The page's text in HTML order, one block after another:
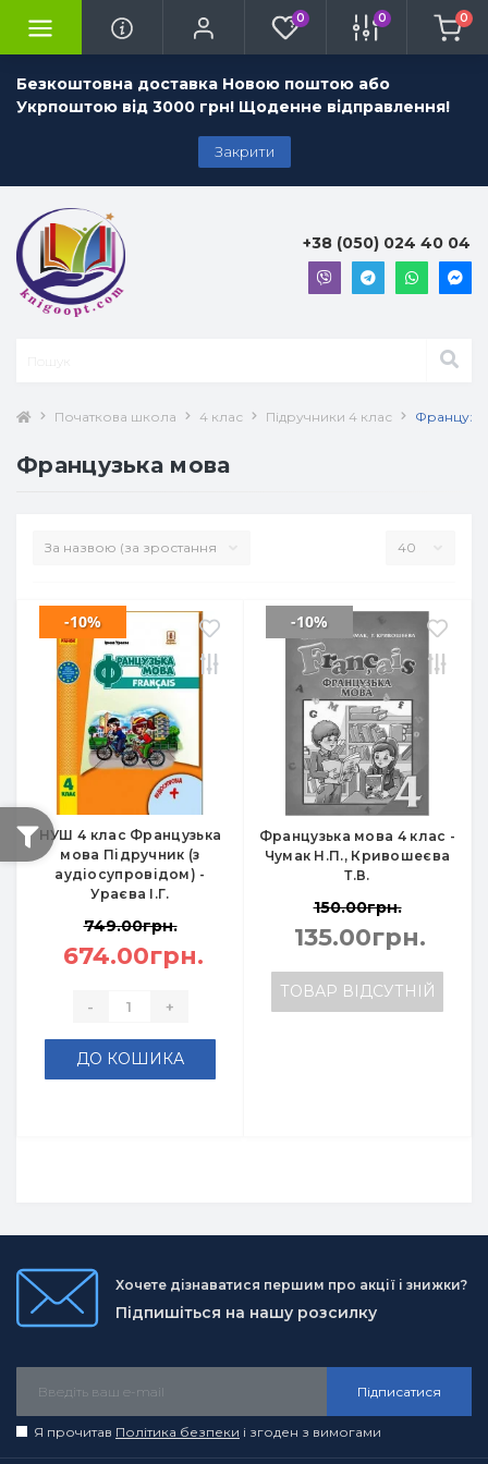
Безкоштовна доставка Новою поштою або
Укрпоштою від 3000 грн! Щоденне відправлення!
Закрити
0 0 0
+38 (050) 024 40 04
Початкова школа 4 клас Підручники 4 клас
Французька мова
НУШ 4 клас Французька
мова Підручник (з
аудіосупровідом) -
Ураєва І.Г.
-10%
749.00грн.
674.00грн.
- +
ДО КОШИКА
Французька мова 4 клас -
Чумак Н.П., Кривошеєва
Т.В.
-10%
150.00грн.
135.00грн.
ТОВАР ВІДСУТНІЙ
Хочете дізнаватися першим про акції і знижки?
Підпишіться на нашу розсилку
Підписатися
Я прочитав Політика безпеки і згоден з вимогами